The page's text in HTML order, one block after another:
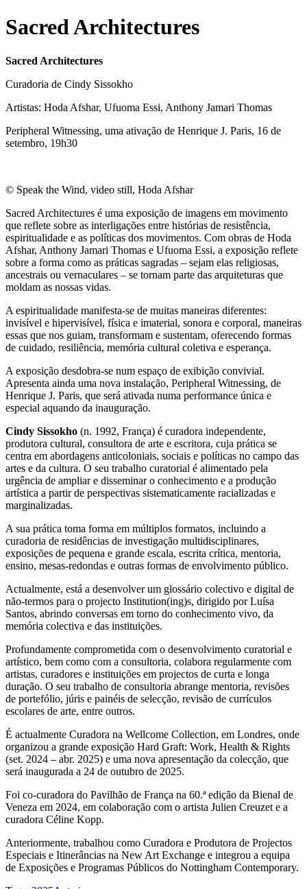
Sacred Architectures
Sacred Architectures
Curadoria de Cindy Sissokho
Artistas: Hoda Afshar, Ufuoma Essi, Anthony Jamari Thomas
Peripheral Witnessing, uma ativação de Henrique J. Paris, 16 de
setembro, 19h30
© Speak the Wind, video still, Hoda Afshar
Sacred Architectures é uma exposição de imagens em movimento
que reflete sobre as interligações entre histórias de resistência,
espiritualidade e as políticas dos movimentos. Com obras de Hoda
Afshar, Anthony Jamari Thomas e Ufuoma Essi, a exposição reflete
sobre a forma como as práticas sagradas – sejam elas religiosas,
ancestrais ou vernaculares – se tornam parte das arquiteturas que
moldam as nossas vidas.
A espiritualidade manifesta-se de muitas maneiras diferentes:
invisível e hipervisível, física e imaterial, sonora e corporal, maneiras
essas que nos guiam, transformam e sustentam, oferecendo formas
de cuidado, resiliência, memória cultural coletiva e esperança.
A exposição desdobra-se num espaço de exibição convivial.
Apresenta ainda uma nova instalação, Peripheral Witnessing, de
Henrique J. Paris, que será ativada numa performance única e
especial aquando da inauguração.
Cindy Sissokho (n. 1992, França) é curadora independente,
produtora cultural, consultora de arte e escritora, cuja prática se
centra em abordagens anticoloniais, sociais e políticas no campo das
artes e da cultura. O seu trabalho curatorial é alimentado pela
urgência de ampliar e disseminar o conhecimento e a produção
artística a partir de perspectivas sistematicamente racializadas e
marginalizadas.
A sua prática toma forma em múltiplos formatos, incluindo a
curadoria de residências de investigação multidisciplinares,
exposições de pequena e grande escala, escrita crítica, mentoria,
ensino, mesas-redondas e outras formas de envolvimento público.
Actualmente, está a desenvolver um glossário colectivo e digital de
não-termos para o projecto Institution(ing)s, dirigido por Luísa
Santos, abrindo conversas em torno do conhecimento vivo, da
memória colectiva e das instituições.
Profundamente comprometida com o desenvolvimento curatorial e
artístico, bem como com a consultoria, colabora regularmente com
artistas, curadores e instituições em projectos de curta e longa
duração. O seu trabalho de consultoria abrange mentoria, revisões
de portefólio, júris e painéis de selecção, revisão de currículos
escolares de arte, entre outros.
É actualmente Curadora na Wellcome Collection, em Londres, onde
organizou a grande exposição Hard Graft: Work, Health & Rights
(set. 2024 – abr. 2025) e uma nova apresentação da colecção, que
será inaugurada a 24 de outubro de 2025.
Foi co-curadora do Pavilhão de França na 60.ª edição da Bienal de
Veneza em 2024, em colaboração com o artista Julien Creuzet e a
curadora Céline Kopp.
Anteriormente, trabalhou como Curadora e Produtora de Projectos
Especiais e Itinerâncias na New Art Exchange e integrou a equipa
de Exposições e Programas Públicos do Nottingham Contemporary.